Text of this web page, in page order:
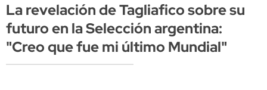
La revelación de Tagliafico sobre su
futuro en la Selección argentina:
"Creo que fue mi último Mundial"